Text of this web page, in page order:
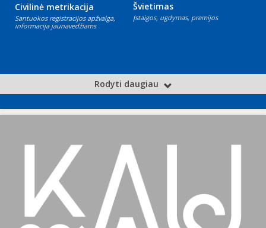
Civilinė metrikacija
Santuokos registracijos apžvalga,
informacija jaunavedžiams
Švietimas
Įstaigos, ugdymas, premijos
Rodyti daugiau